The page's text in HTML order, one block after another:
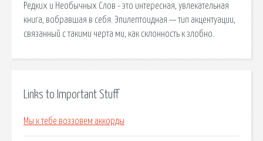
Редких и Необычных Слов - это интересная, увлекательная
книга, вобравшая в себя. Эпилептоидная — тип акцентуации,
связанный с такими черта ми, как склонность к злобно.
Links to Important Stuff
Мы к тебе воззовем аккорды